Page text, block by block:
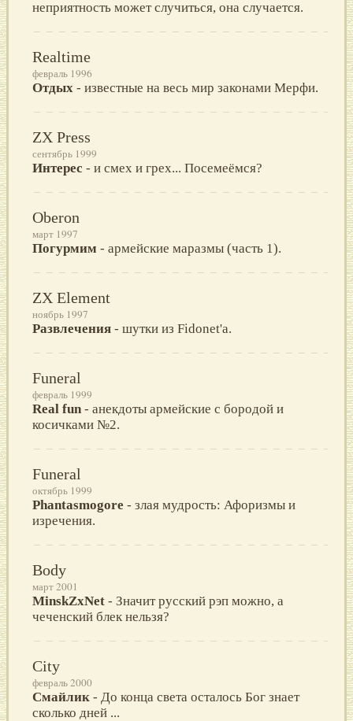
неприятность может случиться, она случается.
Realtime
февраль 1996
Отдых - известные на весь мир законами Мерфи.
ZX Press
сентябрь 1999
Интерес - и смех и грех... Посемеёмся?
Oberon
март 1997
Погурмим - армейские маразмы (часть 1).
ZX Element
ноябрь 1997
Развлечения - шутки из Fidonet'a.
Funeral
февраль 1999
Real fun - анекдоты армейские с бородой и
косичками №2.
Funeral
октябрь 1999
Phantasmogore - злая мудрость: Афоризмы и
изречения.
Body
март 2001
МinskZxNet - Значит русский рэп можно, а
чеченский блек нельзя?
City
февраль 2000
Смайлик - До конца света осталось Бог знает
сколько дней ...